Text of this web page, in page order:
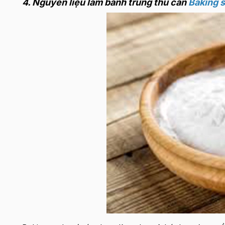
4. Nguyên liệu làm bánh trung thu cầnBaking